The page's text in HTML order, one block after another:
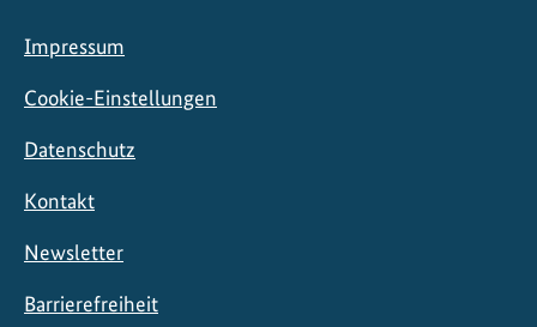
Impressum
Cookie-Einstellungen
Datenschutz
Kontakt
Newsletter
Barrierefreiheit